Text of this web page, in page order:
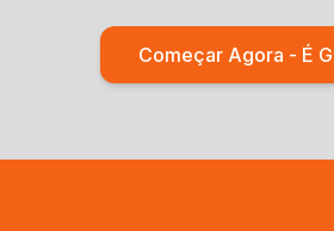
Começar Agora - É